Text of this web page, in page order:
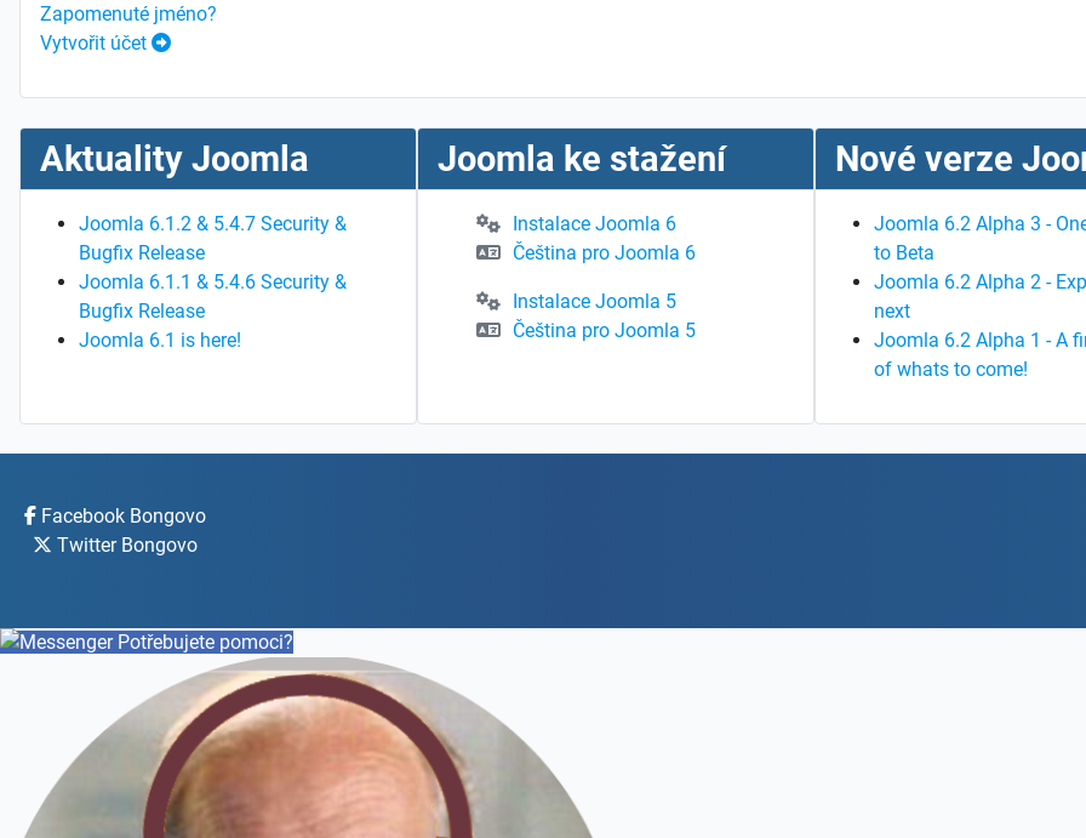
Zapomenuté jméno?
Vytvořit účet
Aktuality Joomla
Joomla 6.1.2 & 5.4.7 Security &
Bugfix Release
Joomla 6.1.1 & 5.4.6 Security &
Bugfix Release
Joomla 6.1 is here!
Joomla ke stažení
Instalace Joomla 6
Čeština pro Joomla 6
Instalace Joomla 5
Čeština pro Joomla 5
Nové verze
Joomla 6.2 Alpha 3 -
to Beta
Joomla 6.2 Alpha 2 -
next
Joomla 6.2 Alpha 1 - A
of whats to come!
Facebook Bongovo
Twitter Bongovo
Potřebujete pomoci?